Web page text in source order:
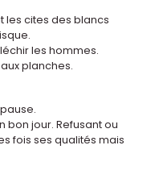
les cites des blancs
les hommes.
planches.
bon jour. Refusant ou
fois ses qualités mais